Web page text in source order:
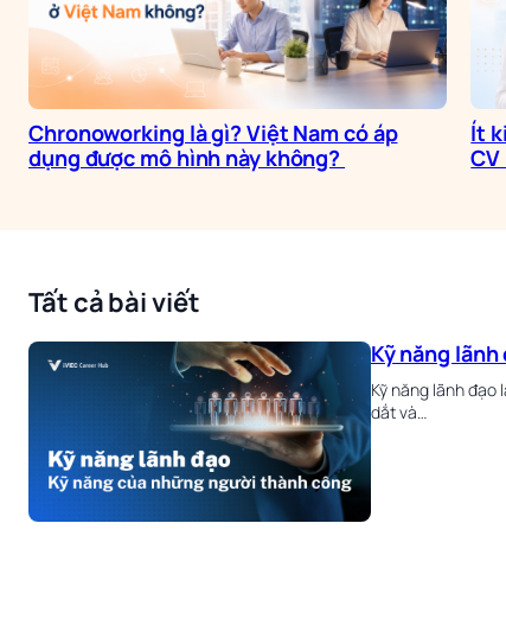
Chronoworking là gì? Việt Nam có áp
dụng được mô hình này không?
Ít
Tất cả bài viết
Kỹ năng
Kỹ năng lãnh
dắt và…